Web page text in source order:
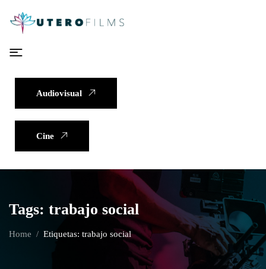
Audiovisual
Cine
Tags: trabajo social
Home Etiquetas: trabajo social